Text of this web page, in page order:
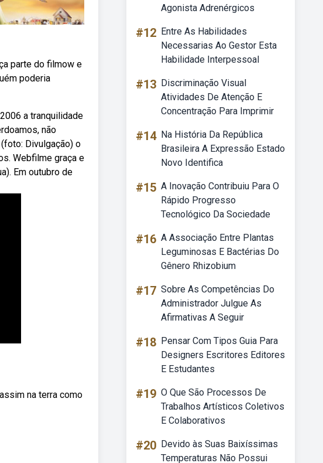
parte do filmow e
poderia
a tranquilidade
não
Divulgação) o
Webfilme graça e
Em outubro de
na terra como
Agonista Adrenérgicos
#12 Entre As Habilidades
Necessarias Ao Gestor Esta
Habilidade Interpessoal
#13 Discriminação Visual
Atividades De Atenção E
Concentração Para Imprimir
#14 Na História Da República
Brasileira A Expressão Estado
Novo Identifica
#15 A Inovação Contribuiu Para O
Rápido Progresso
Tecnológico Da Sociedade
#16 A Associação Entre Plantas
Leguminosas E Bactérias Do
Gênero Rhizobium
#17 Sobre As Competências Do
Administrador Julgue As
Afirmativas A Seguir
#18 Pensar Com Tipos Guia Para
Designers Escritores Editores
E Estudantes
#19 O Que São Processos De
Trabalhos Artísticos Coletivos
E Colaborativos
#20 Devido às Suas Baixíssimas
Temperaturas Não Possui